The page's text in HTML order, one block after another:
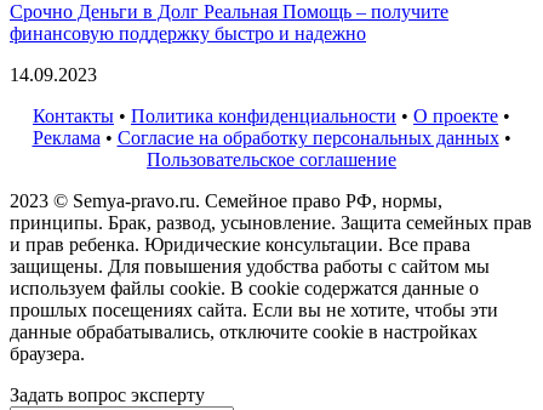
Срочно Деньги в Долг Реальная Помощь – получите
финансовую поддержку быстро и надежно
14.09.2023
Контакты • Политика конфиденциальности • О проекте •
Реклама • Согласие на обработку персональных данных•
Пользовательское соглашение
2023 © Semya-pravo.ru. Семейное право РФ, нормы,
принципы. Брак, развод, усыновление. Защита семейных прав
и прав ребенка. Юридические консультации. Все права
защищены. Для повышения удобства работы с сайтом мы
используем файлы cookie. В cookie содержатся данные о
прошлых посещениях сайта. Если вы не хотите, чтобы эти
данные обрабатывались, отключите cookie в настройках
браузера.
Задать вопрос эксперту